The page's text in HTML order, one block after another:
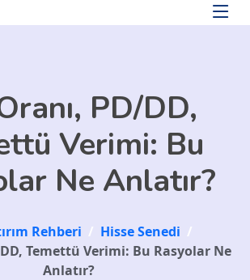
PD/DD,
Verimi: Bu
Ne Anlatır?
Rehberi / Hisse Senedi /
Temettü Verimi: Bu Rasyolar Ne
Anlatır?